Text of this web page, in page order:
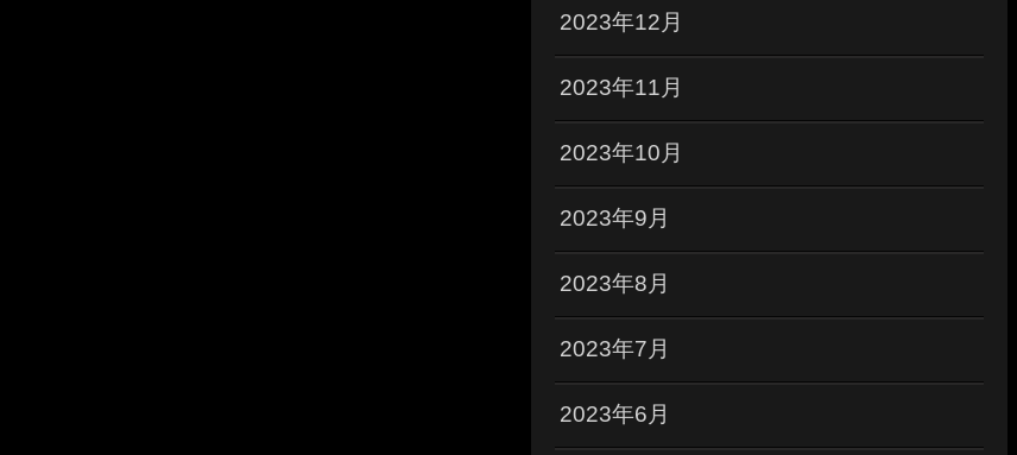
2023年12月
2023年11月
2023年10月
2023年9月
2023年8月
2023年7月
2023年6月